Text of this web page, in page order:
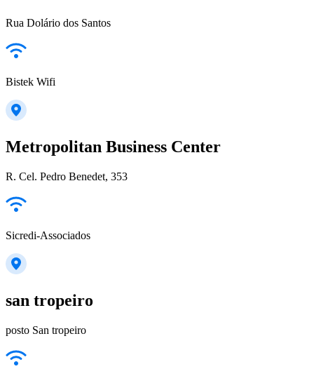
Rua Dolário dos Santos
Bistek Wifi
Metropolitan Business Center
R. Cel. Pedro Benedet, 353
Sicredi-Associados
san tropeiro
posto San tropeiro